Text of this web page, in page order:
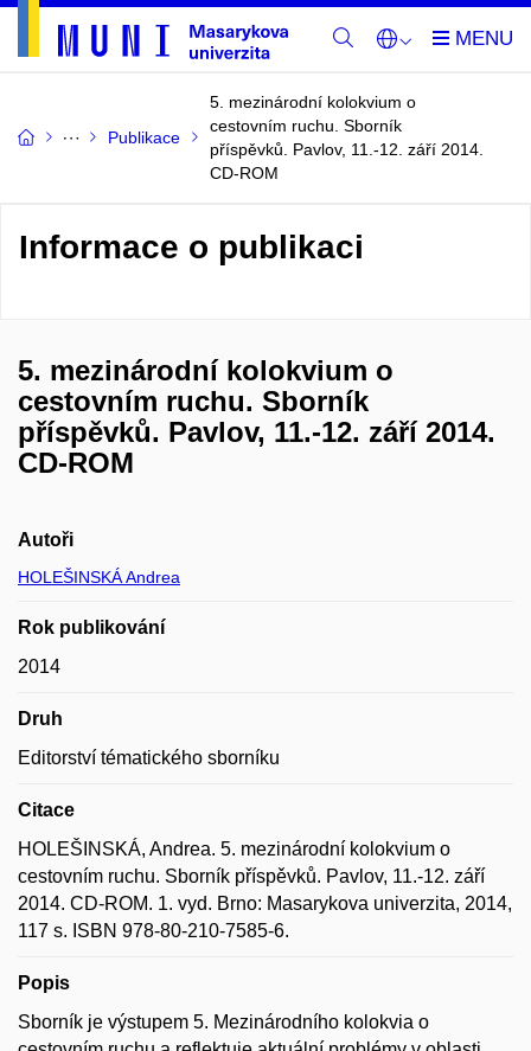
Publikace
5. mezinárodní kolokvium o
cestovním ruchu. Sborník
příspěvků. Pavlov, 11.-12. září 2014.
CD-ROM
Informace o publikaci
5. mezinárodní kolokvium o
cestovním ruchu. Sborník
příspěvků. Pavlov, 11.-12. září 2014.
CD-ROM
Autoři
HOLEŠINSKÁ Andrea
Rok publikování
2014
Druh
Editorství tématického sborníku
Citace
HOLEŠINSKÁ, Andrea. 5. mezinárodní kolokvium o
cestovním ruchu. Sborník příspěvků. Pavlov, 11.-12. září
2014. CD-ROM. 1. vyd. Brno: Masarykova univerzita, 2014,
117 s. ISBN 978-80-210-7585-6.
Popis
Sborník je výstupem 5. Mezinárodního kolokvia o